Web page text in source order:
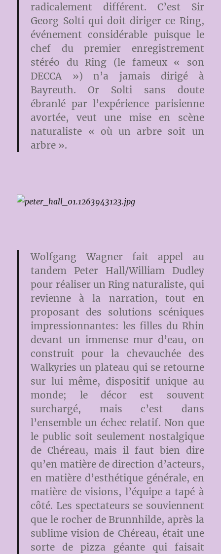
radicalement différent. C’est Sir
Georg Solti qui doit diriger ce Ring,
événement considérable puisque le
chef du premier enregistrement
stéréo du Ring (le fameux « son
DECCA ») n’a jamais dirigé à
Bayreuth. Or Solti sans doute
ébranlé par l’expérience parisienne
avortée, veut une mise en scène
naturaliste « où un arbre soit un
arbre ».
Wolfgang Wagner fait appel au
tandem Peter Hall/William Dudley
pour réaliser un Ring naturaliste, qui
revienne à la narration, tout en
proposant des solutions scéniques
impressionnantes: les filles du Rhin
devant un immense mur d’eau, on
construit pour la chevauchée des
Walkyries un plateau qui se retourne
sur lui même, dispositif unique au
monde; le décor est souvent
surchargé, mais c’est dans
l’ensemble un échec relatif. Non que
le public soit seulement nostalgique
de Chéreau, mais il faut bien dire
qu’en matière de direction d’acteurs,
en matière d’esthétique générale, en
matière de visions, l’équipe a tapé à
côté. Les spectateurs se souviennent
que le rocher de Brunnhilde, après la
sublime vision de Chéreau, était une
sorte de pizza géante qui faisait